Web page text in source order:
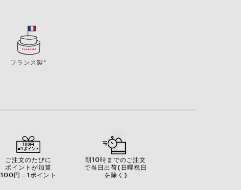
フランス製*
ご注文のたびに
ポイントが加算
100円＝1ポイント
朝10時までのご注文
で当日出荷(日曜祝日
を除く)